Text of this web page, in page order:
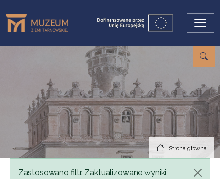
Strona główna
Komunikat
Zastosowano filtr. Zaktualizowane wyniki